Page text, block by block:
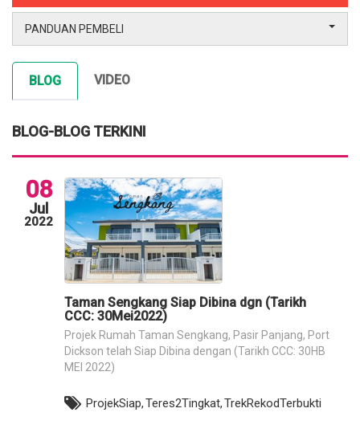
PANDUAN PEMBELI
BLOG VIDEO
BLOG-BLOG TERKINI
08
Jul
2022
Taman Sengkang Siap Dibina dgn (Tarikh
CCC: 30Mei2022)
Projek Rumah Taman Sengkang, Pasir Panjang, Port
Dickson telah Siap Dibina dengan (Tarikh CCC: 30HB
MEI 2022)
ProjekSiap,Teres2Tingkat,TrekRekodTerbukti